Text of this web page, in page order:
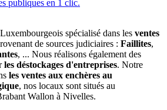
spécialisé dans les ventes
de sources judiciaires : Faillites,
, ... Nous réalisons également des
les déstockages d'entreprises. Notre
les ventes aux enchères au
, nos locaux sont situés au
Wallon à Nivelles.